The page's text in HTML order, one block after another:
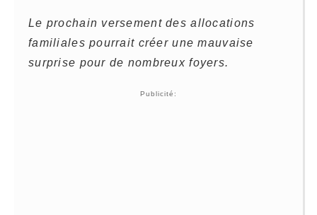
Le prochain versement des allocations
familiales pourrait créer une mauvaise
surprise pour de nombreux foyers.
Publicité: